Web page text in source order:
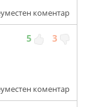
коментар
5 3
коментар